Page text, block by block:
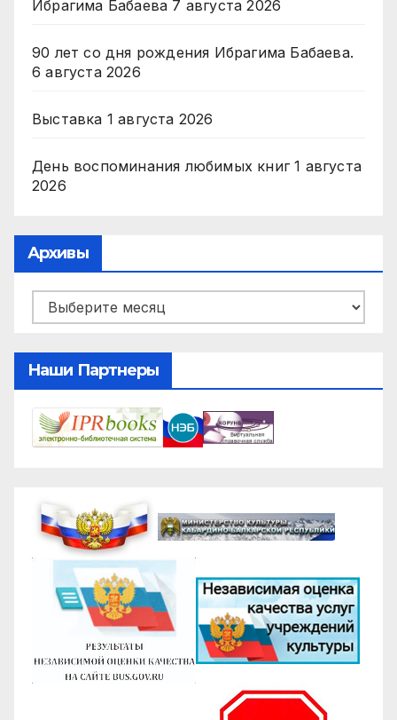
Ибрагима Бабаева 7 августа 2026
90 лет со дня рождения Ибрагима Бабаева.
6 августа 2026
Выставка 1 августа 2026
День воспоминания любимых книг 1 августа
2026
Архивы
Архивы
Наши Партнеры